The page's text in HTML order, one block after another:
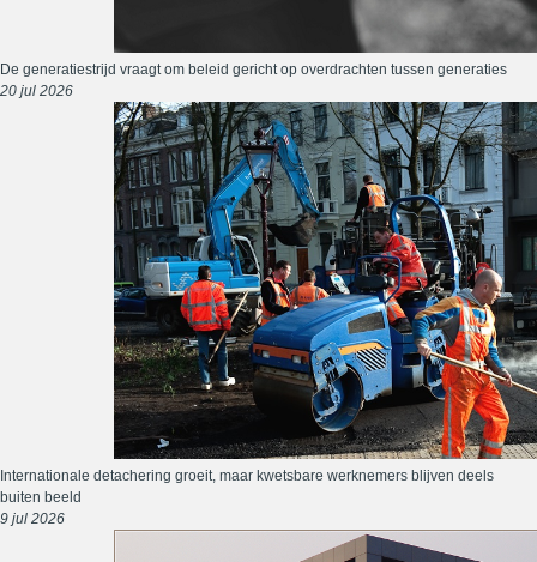
De generatiestrijd vraagt om beleid gericht op overdrachten tussen generaties
20 jul 2026
Internationale detachering groeit, maar kwetsbare werknemers blijven deels
buiten beeld
9 jul 2026